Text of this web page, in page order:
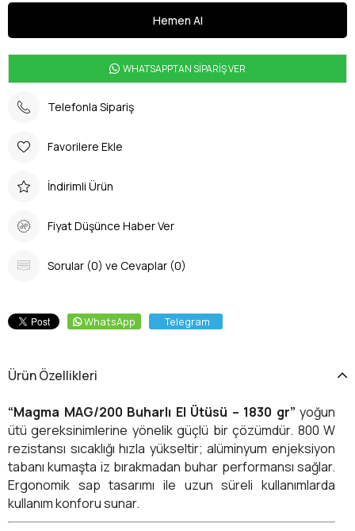
WHATSAPPTAN SİPARİŞ VER
Telefonla Sipariş
Favorilere Ekle
İndirimli Ürün
Fiyat Düşünce Haber Ver
Sorular (0) ve Cevaplar (0)
WhatsApp Telegram
Ürün Özellikleri
“Magma MAG/200 Buharlı El Ütüsü – 1830 gr” yoğun
ütü gereksinimlerine yönelik güçlü bir çözümdür. 800 W
rezistansı sıcaklığı hızla yükseltir; alüminyum enjeksiyon
tabanı kumaşta iz bırakmadan buhar performansı sağlar.
Ergonomik sap tasarımı ile uzun süreli kullanımlarda
kullanım konforu sunar.